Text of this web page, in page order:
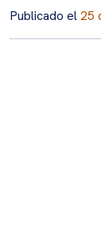
Publicado el25